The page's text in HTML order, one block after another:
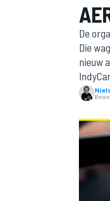
De
Die
nieuw